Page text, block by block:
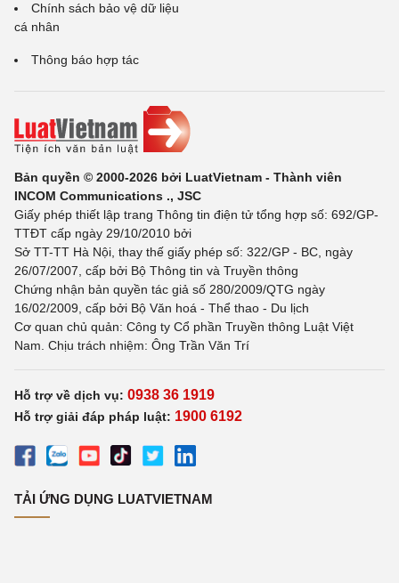
Chính sách bảo vệ dữ liệu
cá nhân
Thông báo hợp tác
Bản quyền © 2000-2026 bởi LuatVietnam - Thành viên
INCOM Communications ., JSC
Giấy phép thiết lập trang Thông tin điện tử tổng hợp số: 692/GP-
TTĐT cấp ngày 29/10/2010 bởi
Sở TT-TT Hà Nội, thay thế giấy phép số: 322/GP - BC, ngày
26/07/2007, cấp bởi Bộ Thông tin và Truyền thông
Chứng nhận bản quyền tác giả số 280/2009/QTG ngày
16/02/2009, cấp bởi Bộ Văn hoá - Thể thao - Du lịch
Cơ quan chủ quản: Công ty Cổ phần Truyền thông Luật Việt
Nam. Chịu trách nhiệm: Ông Trần Văn Trí
Hỗ trợ về dịch vụ: 0938 36 1919
Hỗ trợ giải đáp pháp luật: 1900 6192
TẢI ỨNG DỤNG LUATVIETNAM